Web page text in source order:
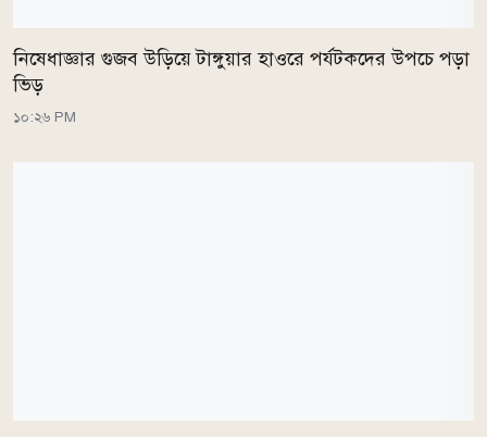
নিষেধাজ্ঞার গুজব উড়িয়ে টাঙ্গুয়ার হাওরে পর্যটকদের উপচে পড়া
ভিড়
১০:২৬ PM